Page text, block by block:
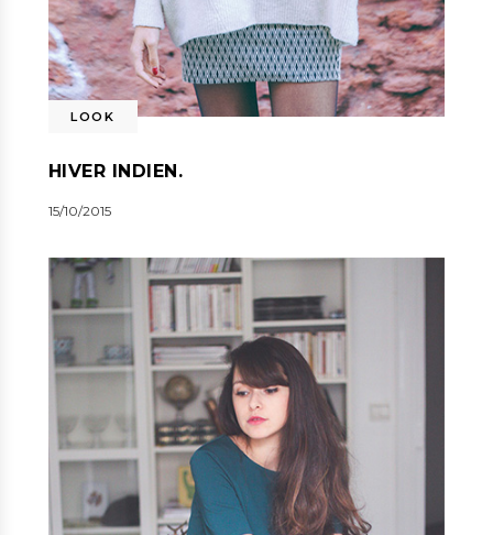
LOOK
HIVER INDIEN.
15/10/2015